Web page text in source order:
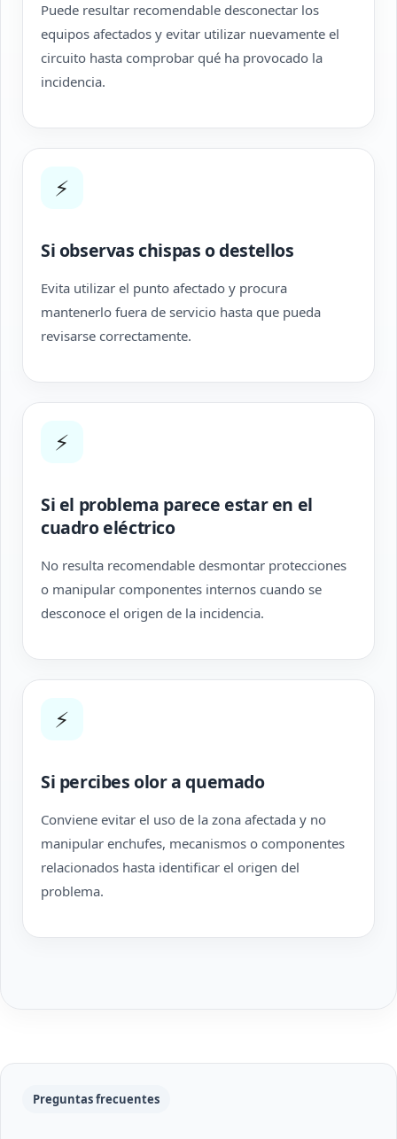
Puede resultar recomendable desconectar los
equipos afectados y evitar utilizar nuevamente el
circuito hasta comprobar qué ha provocado la
incidencia.
⚡
Si observas chispas o destellos
Evita utilizar el punto afectado y procura
mantenerlo fuera de servicio hasta que pueda
revisarse correctamente.
⚡
Si el problema parece estar en el
cuadro eléctrico
No resulta recomendable desmontar protecciones
o manipular componentes internos cuando se
desconoce el origen de la incidencia.
⚡
Si percibes olor a quemado
Conviene evitar el uso de la zona afectada y no
manipular enchufes, mecanismos o componentes
relacionados hasta identificar el origen del
problema.
Preguntas frecuentes